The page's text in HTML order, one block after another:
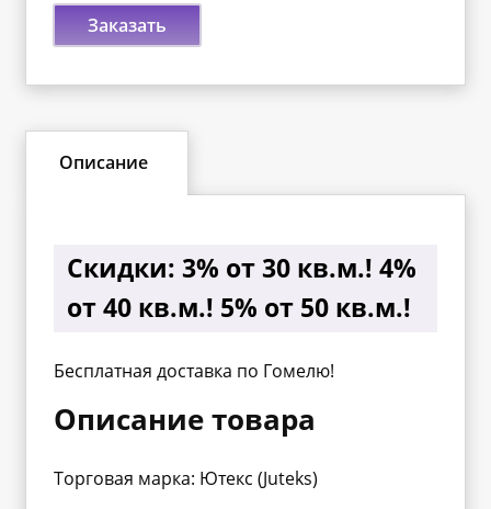
Заказать
Описание
Скидки: 3% от 30 кв.м.! 4%
от 40 кв.м.! 5% от 50 кв.м.!
Бесплатная доставка по Гомелю!
Описание товара
Торговая марка: Ютекс (Juteks)